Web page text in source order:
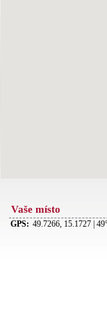
Vaše místo
GPS: 49.7266, 15.1727 |